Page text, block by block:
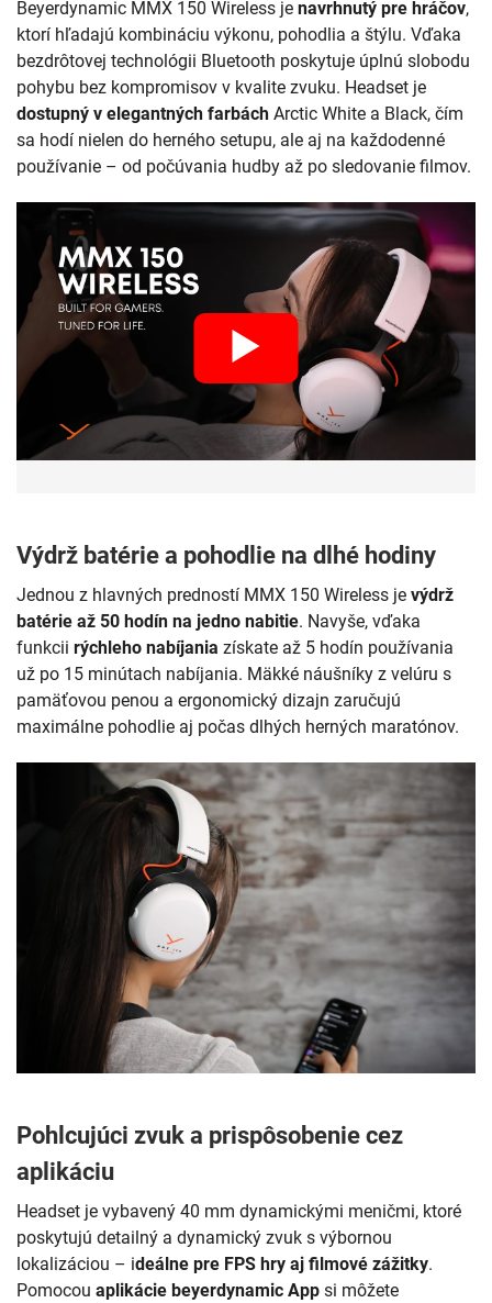
Beyerdynamic MMX 150 Wireless je navrhnutý pre hráčov,
ktorí hľadajú kombináciu výkonu, pohodlia a štýlu. Vďaka
bezdrôtovej technológii Bluetooth poskytuje úplnú slobodu
pohybu bez kompromisov v kvalite zvuku. Headset je
dostupný v elegantných farbách Arctic White a Black, čím
sa hodí nielen do herného setupu, ale aj na každodenné
používanie – od počúvania hudby až po sledovanie filmov.
Výdrž batérie a pohodlie na dlhé hodiny
Jednou z hlavných predností MMX 150 Wireless je výdrž
batérie až 50 hodín na jedno nabitie. Navyše, vďaka
funkcii rýchleho nabíjania získate až 5 hodín používania
už po 15 minútach nabíjania. Mäkké náušníky z velúru s
pamäťovou penou a ergonomický dizajn zaručujú
maximálne pohodlie aj počas dlhých herných maratónov.
Pohlcujúci zvuk a prispôsobenie cez
aplikáciu
Headset je vybavený 40 mm dynamickými meničmi, ktoré
poskytujú detailný a dynamický zvuk s výbornou
lokalizáciou – ideálne pre FPS hry aj filmové zážitky.
Pomocou aplikácie beyerdynamic App si môžete